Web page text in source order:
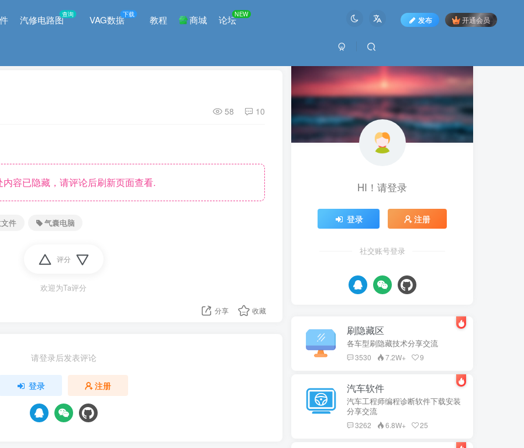
汽修电路图查询 VAG数据下载 教程 商城 论坛NEW
发布 开通会员
58 10
容已隐藏，请评论后刷新页面查看.
件 气囊电脑
评分
欢迎为Ta评分
分享 收藏
请登录后发表评论
登录 注册
HI！请登录
登录 注册
社交账号登录
刷隐藏区
各车型刷隐藏技术分享交流
3530 7.2W+ 9
汽车软件
汽车工程师编程诊断软件下载安装
分享交流
3262 6.8W+ 25